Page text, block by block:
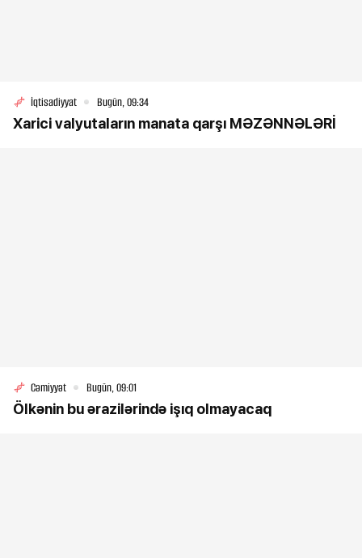
İqtisadiyyat Bugün, 09:34
Xarici valyutaların manata qarşı MƏZƏNNƏLƏRİ
Cəmiyyət Bugün, 09:01
Ölkənin bu ərazilərində işıq olmayacaq